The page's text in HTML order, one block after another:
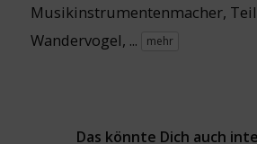
Musikinstrumentenmacher,
Wandervogel, ... mehr
Das könnte Dich auch